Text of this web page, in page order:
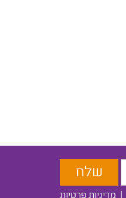
| מדיניות פרטיות